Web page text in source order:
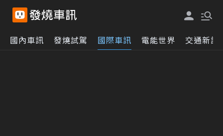
國內車訊 發燒試駕 國際車訊 電能世界 交通新訊